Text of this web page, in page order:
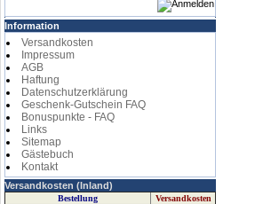
Information
Versandkosten
Impressum
AGB
Haftung
Datenschutzerklärung
Geschenk-Gutschein FAQ
Bonuspunkte - FAQ
Links
Sitemap
Gästebuch
Kontakt
Versandkosten (Inland)
Bestellung
Versandkosten